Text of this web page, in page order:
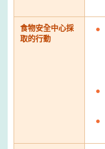
食物安全中心採
取的行動